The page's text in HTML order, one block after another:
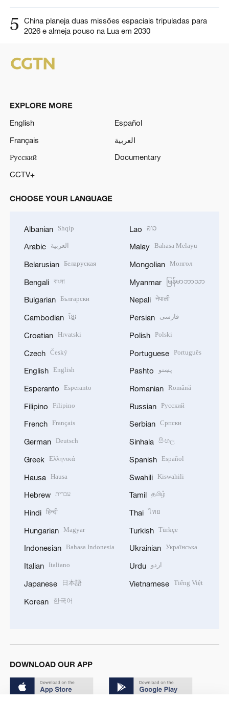
5
China planeja duas missões espaciais tripuladas para
2026 e almeja pouso na Lua em 2030
EXPLORE MORE
English
Español
Français
العربية
Русский
Documentary
CCTV+
CHOOSE YOUR LANGUAGE
Albanian Shqip
Arabic العربية
Belarusian Беларуская
Bengali বাংলা
Bulgarian Български
Cambodian ខ្មែរ
Croatian Hrvatski
Czech Český
English English
Esperanto Esperanto
Filipino Filipino
French Français
German Deutsch
Greek Ελληνικά
Hausa Hausa
Hebrew עברית
Hindi हिन्दी
Hungarian Magyar
Indonesian Bahasa Indonesia
Italian Italiano
Japanese 日本語
Korean 한국어
Lao ລາວ
Malay Bahasa Melayu
Mongolian Монгол
Myanmar မြန်မာဘာသာ
Nepali नेपाली
Persian فارسی
Polish Polski
Portuguese Português
Pashto پښتو
Romanian Română
Russian Русский
Serbian Српски
Sinhala සිංහල
Spanish Español
Swahili Kiswahili
Tamil தமிழ்
Thai ไทย
Turkish Türkçe
Ukrainian Українська
Urdu اردو
Vietnamese Tiếng Việt
DOWNLOAD OUR APP